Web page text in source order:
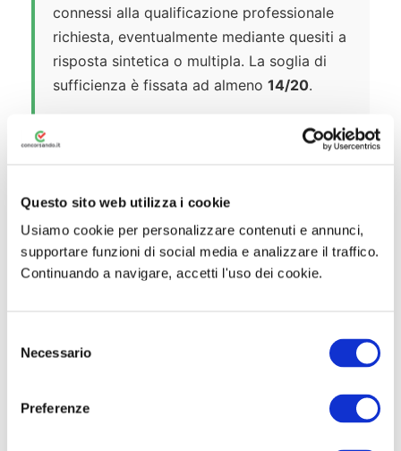
Questo sito web utilizza i cookie
Usiamo cookie per personalizzare contenuti e annunci,
supportare funzioni di social media e analizzare il traffico.
Continuando a navigare, accetti l'uso dei cookie.
Necessario
Preferenze
connessi alla qualificazione professionale
richiesta, eventualmente mediante quesiti a
risposta sintetica o multipla. La soglia di
sufficienza è fissata ad almeno 14/20.
la verifica della conoscenza dellalingua
inglesealmeno a livello iniziale. Il
superamento richiede un punteggio minimo
tramite pubblicazione del calendario